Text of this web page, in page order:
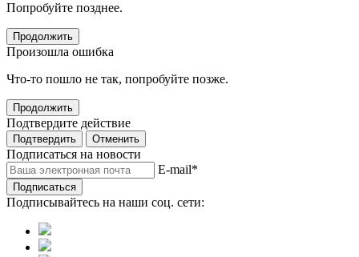
Попробуйте позднее.
Продолжить
Произошла ошибка
Что-то пошло не так, попробуйте позже.
Продолжить
Подтвердите действие
Подтвердить Отменить
Подписаться на новости
E-mail*
Подписаться
Подписывайтесь на наши соц. сети: